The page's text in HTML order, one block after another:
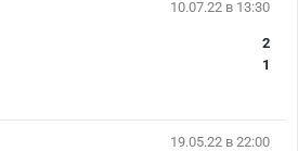
10.07.22 в 13:30
2
1
19.05.22 в 22:00